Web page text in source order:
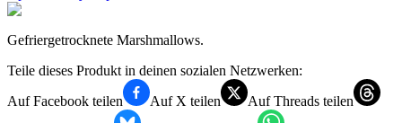
Gefriergetrocknete Marshmallows.
Teile dieses Produkt in deinen sozialen Netzwerken:
Auf Facebook teilen
Auf X teilen
Auf Threads teilen